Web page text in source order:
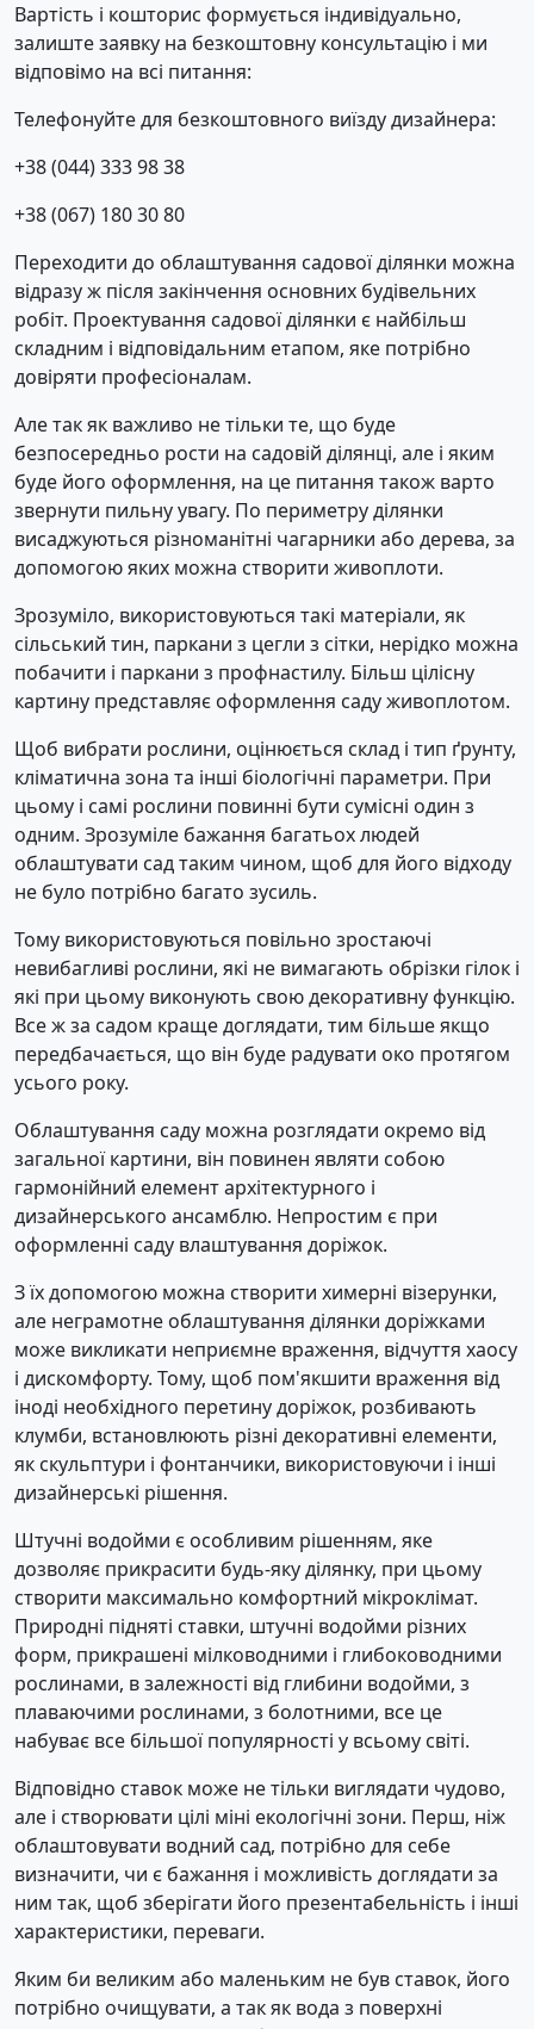
Вартість і кошторис формується індивідуально,
залиште заявку на безкоштовну консультацію і ми
відповімо на всі питання:
Телефонуйте для безкоштовного виїзду дизайнера:
+38 (044) 333 98 38
+38 (067) 180 30 80
Переходити до облаштування садової ділянки можна
відразу ж після закінчення основних будівельних
робіт. Проектування садової ділянки є найбільш
складним і відповідальним етапом, яке потрібно
довіряти професіоналам.
Але так як важливо не тільки те, що буде
безпосередньо рости на садовій ділянці, але і яким
буде його оформлення, на це питання також варто
звернути пильну увагу. По периметру ділянки
висаджуються різноманітні чагарники або дерева, за
допомогою яких можна створити живоплоти.
Зрозуміло, використовуються такі матеріали, як
сільський тин, паркани з цегли з сітки, нерідко можна
побачити і паркани з профнастилу. Більш цілісну
картину представляє оформлення саду живоплотом.
Щоб вибрати рослини, оцінюється склад і тип ґрунту,
кліматична зона та інші біологічні параметри. При
цьому і самі рослини повинні бути сумісні один з
одним. Зрозуміле бажання багатьох людей
облаштувати сад таким чином, щоб для його відходу
не було потрібно багато зусиль.
Тому використовуються повільно зростаючі
невибагливі рослини, які не вимагають обрізки гілок і
які при цьому виконують свою декоративну функцію.
Все ж за садом краще доглядати, тим більше якщо
передбачається, що він буде радувати око протягом
усього року.
Облаштування саду можна розглядати окремо від
загальної картини, він повинен являти собою
гармонійний елемент архітектурного і
дизайнерського ансамблю. Непростим є при
оформленні саду влаштування доріжок.
З їх допомогою можна створити химерні візерунки,
але неграмотне облаштування ділянки доріжками
може викликати неприємне враження, відчуття хаосу
і дискомфорту. Тому, щоб пом'якшити враження від
іноді необхідного перетину доріжок, розбивають
клумби, встановлюють різні декоративні елементи,
як скульптури і фонтанчики, використовуючи і інші
дизайнерські рішення.
Штучні водойми є особливим рішенням, яке
дозволяє прикрасити будь-яку ділянку, при цьому
створити максимально комфортний мікроклімат.
Природні підняті ставки, штучні водойми різних
форм, прикрашені мілководними і глибоководними
рослинами, в залежності від глибини водойми, з
плаваючими рослинами, з болотними, все це
набуває все більшої популярності у всьому світі.
Відповідно ставок може не тільки виглядати чудово,
але і створювати цілі міні екологічні зони. Перш, ніж
облаштовувати водний сад, потрібно для себе
визначити, чи є бажання і можливість доглядати за
ним так, щоб зберігати його презентабельність і інші
характеристики, переваги.
Яким би великим або маленьким не був ставок, його
потрібно очищувати, а так як вода з поверхні